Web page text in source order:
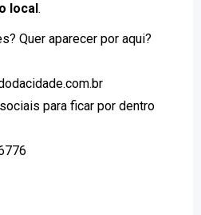
local.
Quer aparecer por aqui?
para ficar por dentro